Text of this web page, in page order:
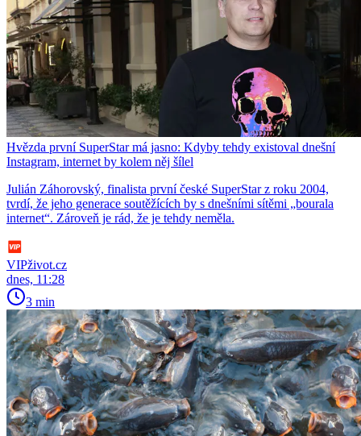
Hvězda první SuperStar má jasno: Kdyby tehdy existoval dnešní
Instagram, internet by kolem něj šílel
Julián Záhorovský, finalista první české SuperStar z roku 2004,
tvrdí, že jeho generace soutěžících by s dnešními sítěmi „bourala
internet“. Zároveň je rád, že je tehdy neměla.
VIPživot.cz
dnes, 11:28
3 min